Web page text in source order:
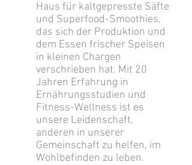
Haus für kaltgepresste Säfte
und Superfood-Smoothies,
das sich der Produktion und
dem Essen frischer Speisen
in kleinen Chargen
verschrieben hat. Mit 20
Jahren Erfahrung in
Ernährungsstudien und
Fitness-Wellness ist es
unsere Leidenschaft,
anderen in unserer
Gemeinschaft zu helfen, im
Wohlbefinden zu leben.